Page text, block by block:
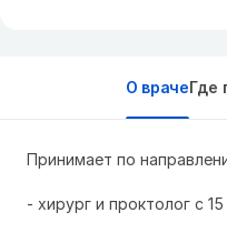
О врачеГде
Принимает по
- хирург и проктолог с 15